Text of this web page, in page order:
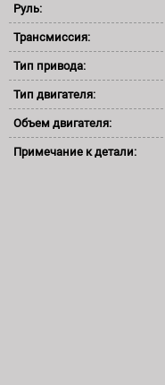
Руль:
Трансмиссия:
Тип привода:
Тип двигателя:
Объем двигателя:
Примечание к детали: